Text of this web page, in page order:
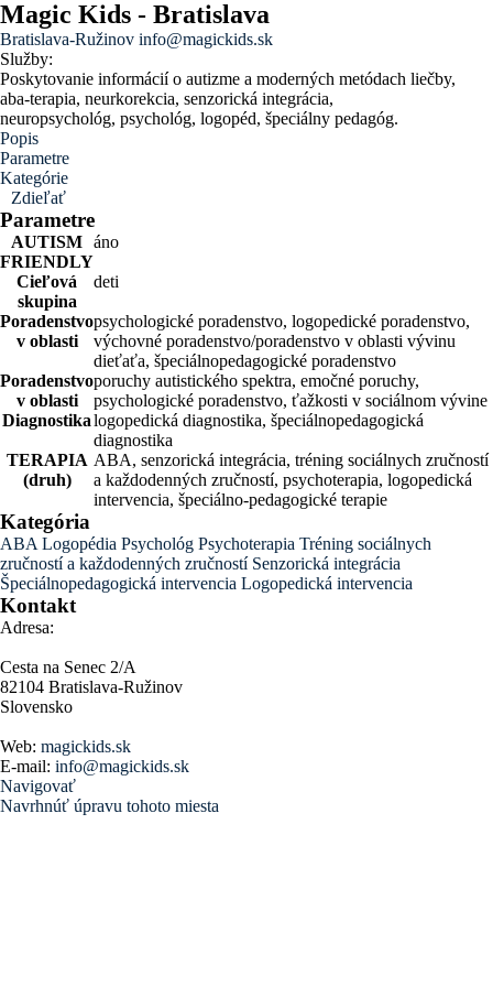
Magic Kids - Bratislava
Bratislava-Ružinov info@magickids.sk
Služby:
Poskytovanie informácií o autizme a moderných metódach liečby,
aba-terapia, neurkorekcia, senzorická integrácia,
neuropsychológ, psychológ, logopéd, špeciálny pedagóg.
Popis
Parametre
Kategórie
Zdieľať
Parametre
AUTISM
FRIENDLY
áno
Cieľová
skupina
deti
Poradenstvo
v oblasti
psychologické poradenstvo, logopedické poradenstvo,
výchovné poradenstvo/poradenstvo v oblasti vývinu
dieťaťa, špeciálnopedagogické poradenstvo
Poradenstvo
v oblasti
poruchy autistického spektra, emočné poruchy,
psychologické poradenstvo, ťažkosti v sociálnom vývine
Diagnostikalogopedická diagnostika, špeciálnopedagogická
diagnostika
TERAPIA
(druh)
ABA, senzorická integrácia, tréning sociálnych zručností
a každodenných zručností, psychoterapia, logopedická
intervencia, špeciálno-pedagogické terapie
Kategória
ABA Logopédia Psychológ Psychoterapia Tréning sociálnych
zručností a každodenných zručností Senzorická integrácia
Špeciálnopedagogická intervencia Logopedická intervencia
Kontakt
Adresa:
Cesta na Senec 2/A
82104 Bratislava-Ružinov
Slovensko
Web: magickids.sk
E-mail: info@magickids.sk
Navigovať
Navrhnúť úpravu tohoto miesta